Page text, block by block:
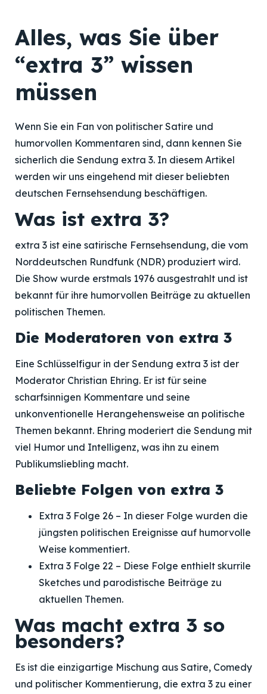
Alles, was Sie über
“extra 3” wissen
müssen
Wenn Sie ein Fan von politischer Satire und
humorvollen Kommentaren sind, dann kennen Sie
sicherlich die Sendung extra 3. In diesem Artikel
werden wir uns eingehend mit dieser beliebten
deutschen Fernsehsendung beschäftigen.
Was ist extra 3?
extra 3 ist eine satirische Fernsehsendung, die vom
Norddeutschen Rundfunk (NDR) produziert wird.
Die Show wurde erstmals 1976 ausgestrahlt und ist
bekannt für ihre humorvollen Beiträge zu aktuellen
politischen Themen.
Die Moderatoren von extra 3
Eine Schlüsselfigur in der Sendung extra 3 ist der
Moderator Christian Ehring. Er ist für seine
scharfsinnigen Kommentare und seine
unkonventionelle Herangehensweise an politische
Themen bekannt. Ehring moderiert die Sendung mit
viel Humor und Intelligenz, was ihn zu einem
Publikumsliebling macht.
Beliebte Folgen von extra 3
Extra 3 Folge 26 – In dieser Folge wurden die
jüngsten politischen Ereignisse auf humorvolle
Weise kommentiert.
Extra 3 Folge 22 – Diese Folge enthielt skurrile
Sketches und parodistische Beiträge zu
aktuellen Themen.
Was macht extra 3 so
besonders?
Es ist die einzigartige Mischung aus Satire, Comedy
und politischer Kommentierung, die extra 3 zu einer